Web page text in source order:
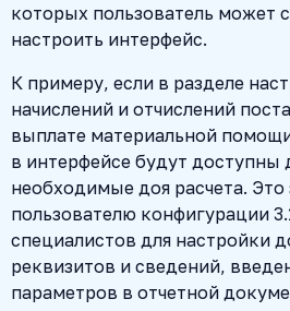
которых пользователь может
настроить интерфейс.
К примеру, если в разделе
начислений и отчислений
выплате материальной
в интерфейсе будут доступны
необходимые доя расчета. Это
пользователю конфигурации
специалистов для настройки
реквизитов и сведений,
параметров в отчетной